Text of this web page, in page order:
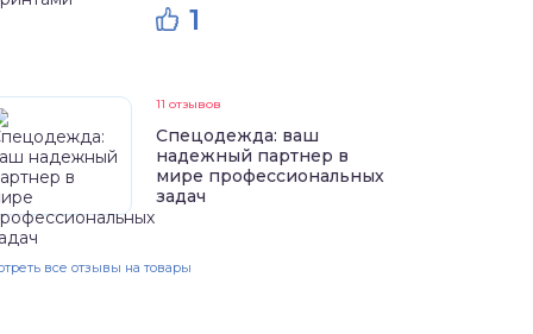
1
11 отзывов
Спецодежда: ваш
надежный партнер в
мире профессиональных
задач
все отзывы на товары